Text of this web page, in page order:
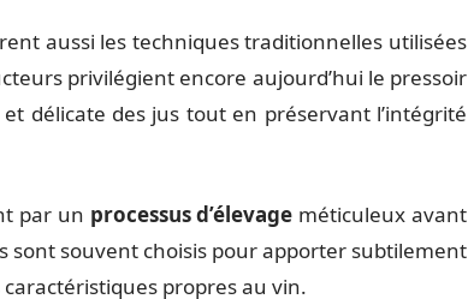
aussi les techniques traditionnelles utilisées
privilégient encore aujourd’hui le pressoir
délicate des jus tout en préservant l’intégrité
par un processus d’élevage méticuleux avant
sont souvent choisis pour apporter subtilement
propres au vin.